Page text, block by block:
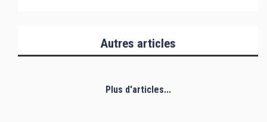
Autres articles
Plus d'articles...